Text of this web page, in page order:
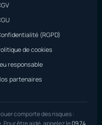
(RGPD)
de cookies
responsable
partenaires
comporte des risques :
être aidé, appelez le09 74